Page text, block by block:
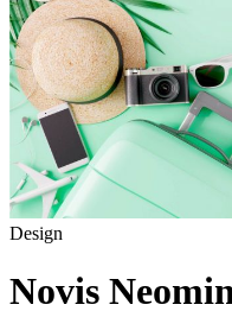
Design
Novis